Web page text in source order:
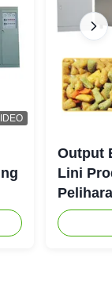
Output
Lini